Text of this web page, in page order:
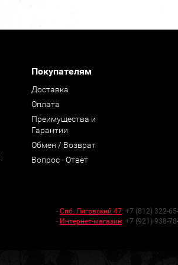
Покупателям
Доставка
Оплата
Преимущества и
Гарантии
Обмен / Возврат
Вопрос - Ответ
- Спб. Лиговский 47: +7 (812) 322-
- Интернет-магазин: +7 (921) 938-